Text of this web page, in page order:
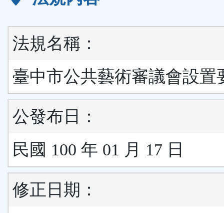
法規名稱：
臺中市公共藝術審議會設置
公發布日：
民國 100 年 01 月 17 日
修正日期：